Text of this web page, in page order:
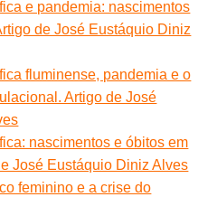
e pandemia: nascimentos
de José Eustáquio Diniz
fluminense, pandemia e o
Artigo de José
nascimentos e óbitos em
José Eustáquio Diniz Alves
feminino e a crise do